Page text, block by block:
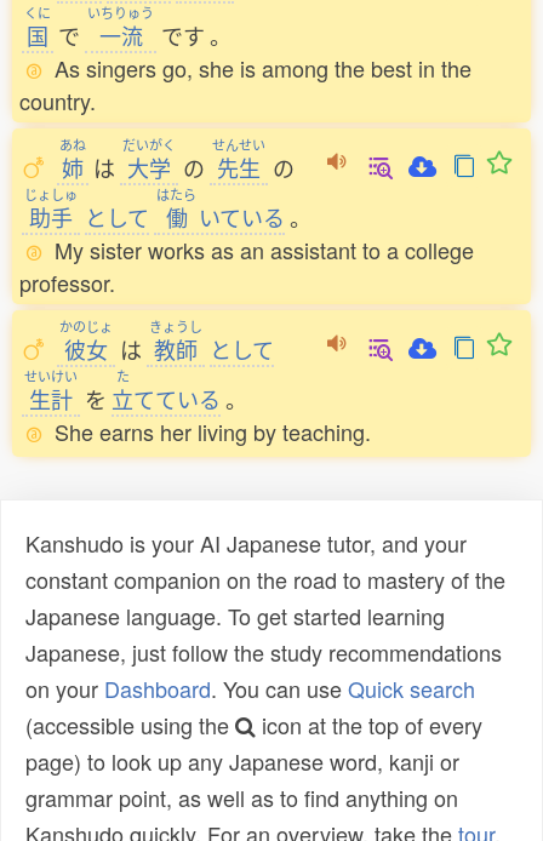
くに
国 で
いちりゅう
一流 です。
As singers go, she is among the best in the
country.
あね
姉 は
だいがく
大学 の
せんせい
先生 の
じょしゅ
助手 として
はたら
働 いている 。
My sister works as an assistant to a college
professor.
かのじょ
彼女 は
きょうし
教師 として
せいけい
生計 を
た
立てている 。
She earns her living by teaching.
Kanshudo is your AI Japanese tutor, and your
constant companion on the road to mastery of the
Japanese language. To get started learning
Japanese, just follow the study recommendations
on your Dashboard. You can useQuick search
(accessible using the
icon at the top of every
page) to look up any Japanese word, kanji or
grammar point, as well as to find anything on
Kanshudo quickly. For an overview, take thetour.